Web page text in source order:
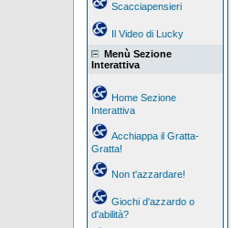
Scacciapensieri
Il Video di Lucky
Menù Sezione
Interattiva
Home Sezione
Interattiva
Acchiappa il Gratta-
Gratta!
Non t'azzardare!
Giochi d'azzardo o
d'abilità?